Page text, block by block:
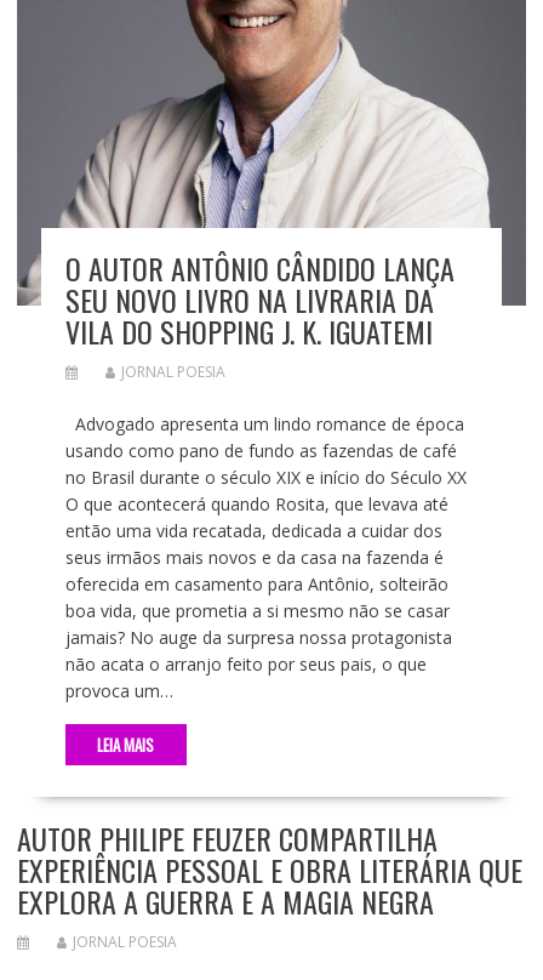
O AUTOR ANTÔNIO CÂNDIDO LANÇA
SEU NOVO LIVRO NA LIVRARIA DA
VILA DO SHOPPING J. K. IGUATEMI
JORNAL POESIA
Advogado apresenta um lindo romance de época
usando como pano de fundo as fazendas de café
no Brasil durante o século XIX e início do Século XX
O que acontecerá quando Rosita, que levava até
então uma vida recatada, dedicada a cuidar dos
seus irmãos mais novos e da casa na fazenda é
oferecida em casamento para Antônio, solteirão
boa vida, que prometia a si mesmo não se casar
jamais? No auge da surpresa nossa protagonista
não acata o arranjo feito por seus pais, o que
provoca um…
LEIA MAIS
AUTOR PHILIPE FEUZER COMPARTILHA
EXPERIÊNCIA PESSOAL E OBRA LITERÁRIA QUE
EXPLORA A GUERRA E A MAGIA NEGRA
JORNAL POESIA